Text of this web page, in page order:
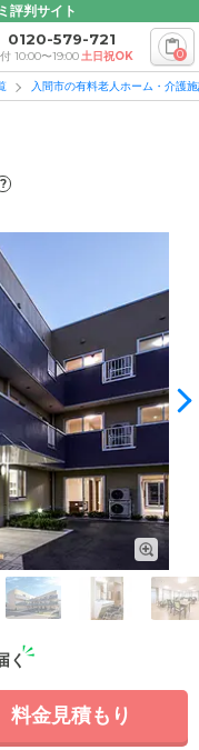
評判サイト
0120-579-721
10:00〜19:00土日祝OK 0
入間市の有料老人ホーム・介護
?
ーチはバリアフリー
す。
く
料金見積もり